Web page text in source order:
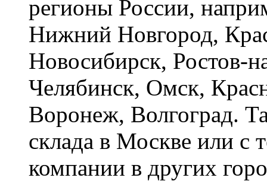
регионы России,
Нижний Новгород,
Новосибирск, Ростов-
Челябинск, Омск,
Воронеж, Волгоград.
склада в Москве или с
компании в других